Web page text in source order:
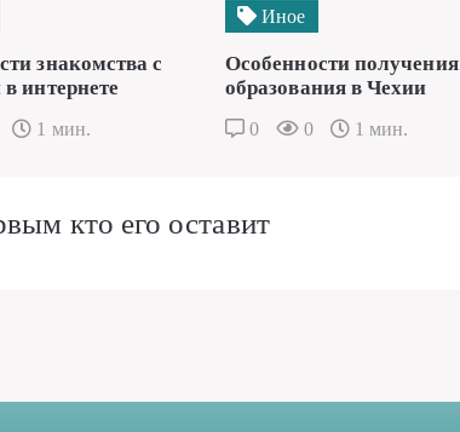
знакомства с
интернете
1 мин.
Иное
Особенности получения
образования в Чехии
0 0 1 мин.
кто его оставит